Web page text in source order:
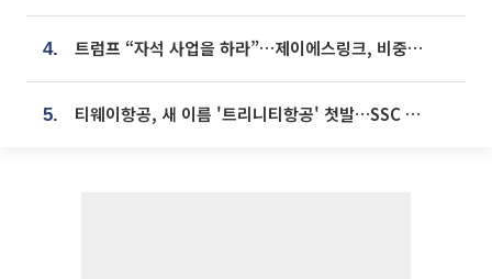
4. 트럼프 “자석 사업을 하라”…제이에스링크, 비중국 영구자석 공급망 구축 속도
5. 티웨이항공, 새 이름 '트리니티항공' 첫발…SSC 전략 본격화